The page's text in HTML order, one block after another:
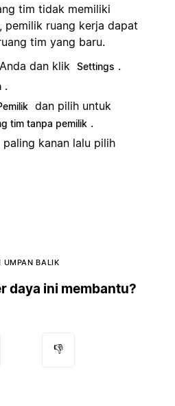
tim tidak memiliki
pemilik ruang kerja dapat
tim yang baru.
dan klik
Settings .
.
dan pilih untuk
tim tanpa pemilik .
paling kanan lalu pilih
UMPAN BALIK
daya ini membantu?
👎